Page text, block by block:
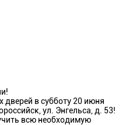
в субботу 20 июня
ул. Энгельса, д. 53!
всю необходимую